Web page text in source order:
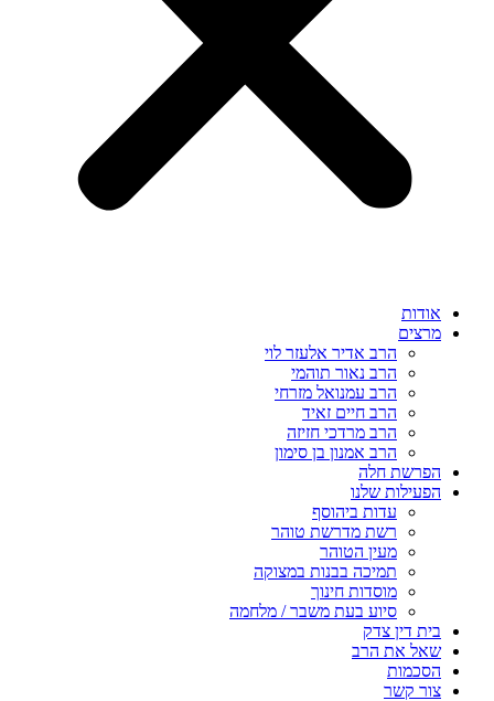
אודות
מרצים
הרב אדיר אלעזר לוי
הרב נאור תוהמי
הרב עמנואל מזרחי
הרב חיים זאיד
הרב מרדכי חזיזה
הרב אמנון בן סימון
הפרשת חלה
הפעילות שלנו
עדות ביהוסף
רשת מדרשת טוהר
מעין הטוהר
תמיכה בבנות במצוקה
מוסדות חינוך
סיוע בעת משבר / מלחמה
בית דין צדק
שאל את הרב
הסכמות
צור קשר